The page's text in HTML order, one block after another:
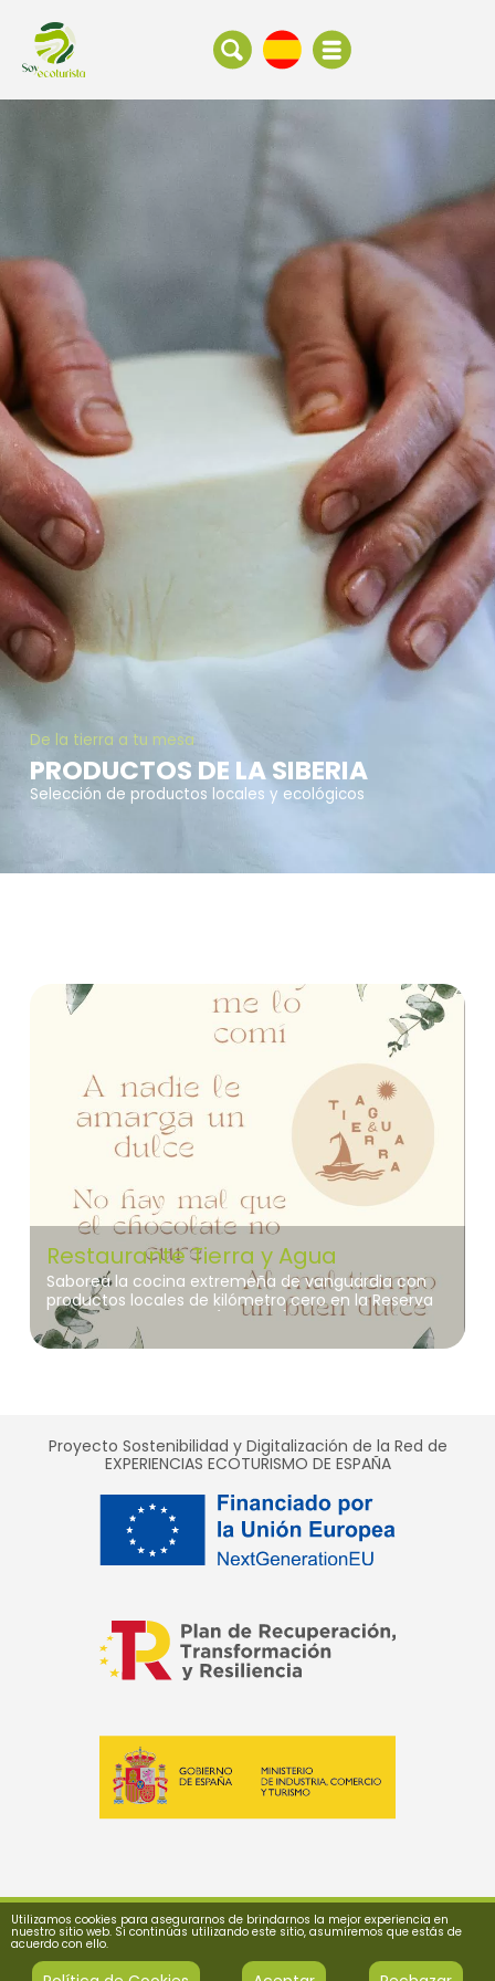
De la tierra a tu mesa
PRODUCTOS DE LA SIBERIA
Selección de productos locales y ecológicos
Restaurante Tierra y Agua
Saborea la cocina extremeña de vanguardia con
productos locales de kilómetro cero en la Reserva
de Biosfera La Siberia (UNESCO). Disfruta de una
experiencia gastronómica que prioriza los
Proyecto Sostenibilidad y Digitalización de la Red de
EXPERIENCIAS ECOTURISMO DE ESPAÑA
Utilizamos cookies para asegurarnos de brindarnos la mejor experiencia en
nuestro sitio web. Si continúas utilizando este sitio, asumiremos que estás de
acuerdo con ello.